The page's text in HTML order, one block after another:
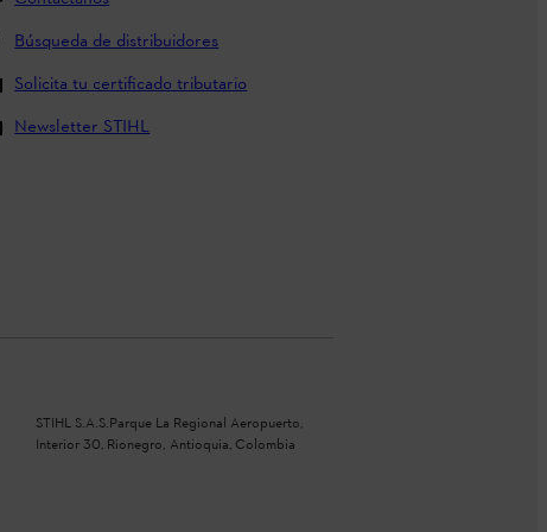
Búsqueda de distribuidores
Solicita tu certificado tributario
Newsletter STIHL
STIHL S.A.S.Parque La Regional Aeropuerto,
Interior 30, Rionegro, Antioquia, Colombia